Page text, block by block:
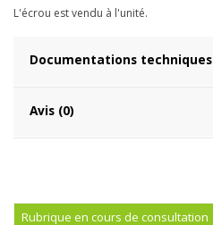
L'écrou est vendu à l'unité.
Documentations techniques
Avis (0)
Rubrique en cours de consultation